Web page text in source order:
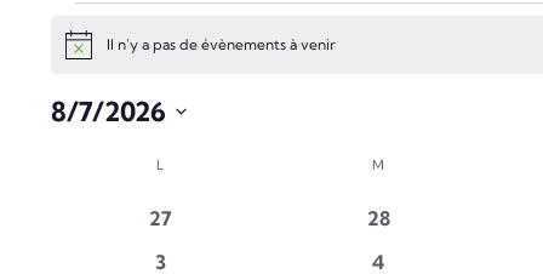
NoticeIl n'y a pas de évènements à venir
8/7/2026
Calendar
Évènements
L M
0
évènements
27
0
évènements
28
0
3
0
4